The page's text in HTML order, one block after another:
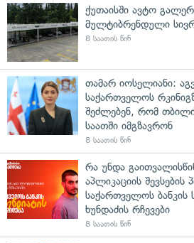
ქუთაისში ავტო
მულტიბრენდული
8 საათის წინ
თამარ იოსელიანი:
საქართველოს
შეძლებენ, რომ
საათში იმგზავრონ
8 საათის წინ
რა უნდა
აპლიკაციის
საქართველოს ბანკის
ხუნდაძის რჩევები
8 საათის წინ